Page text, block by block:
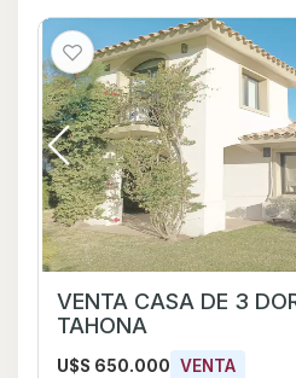
VENTA CASA DE 3
TAHONA
U$S 650.000 VENTA